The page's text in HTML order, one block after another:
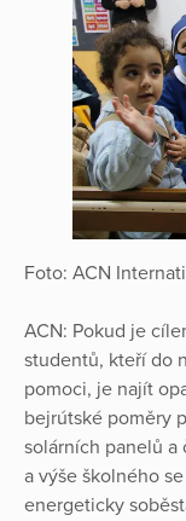
Foto: ACN
ACN: Pokud je
studentů, kteří do
pomoci, je najít
bejrútské poměry
solárních panelů a
a výše školného
energeticky